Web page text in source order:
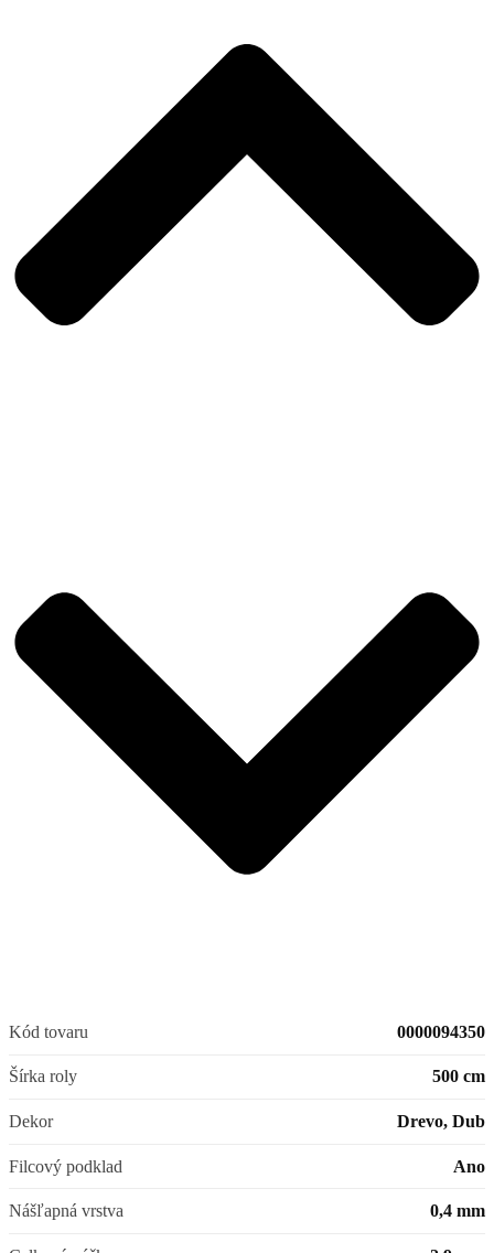
Kód tovaru 0000094350
Šírka roly 500 cm
Dekor Drevo, Dub
Filcový podklad Ano
Nášľapná vrstva 0,4 mm